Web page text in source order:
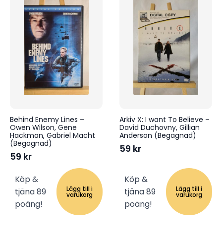
Behind Enemy Lines –
Owen Wilson, Gene
Hackman, Gabriel Macht
(Begagnad)
59 kr
Köp &
tjäna 89
poäng!
Lägg till i
varukorg
Arkiv X: I want To Believe –
David Duchovny, Gillian
Anderson (Begagnad)
59 kr
Köp &
tjäna 89
poäng!
Lägg till i
varukorg